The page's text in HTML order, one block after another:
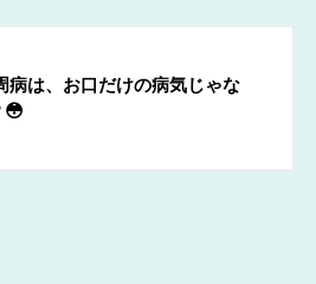
病は、お口だけの病気じゃな
😳